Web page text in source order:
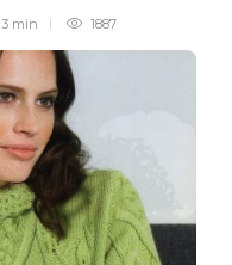
3 min 1887